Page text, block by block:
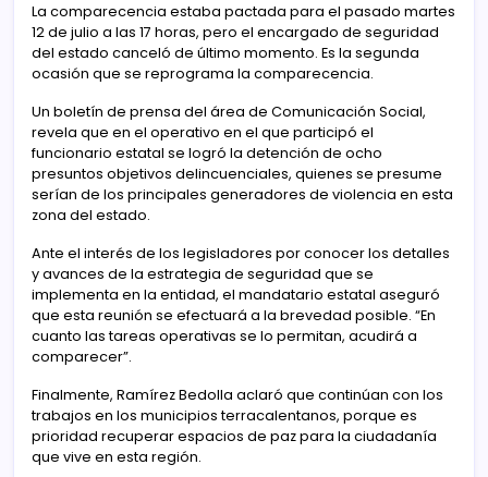
La comparecencia estaba pactada para el pasado martes
12 de julio a las 17 horas, pero el encargado de seguridad
del estado canceló de último momento. Es la segunda
ocasión que se reprograma la comparecencia.
Un boletín de prensa del área de Comunicación Social,
revela que en el operativo en el que participó el
funcionario estatal se logró la detención de ocho
presuntos objetivos delincuenciales, quienes se presume
serían de los principales generadores de violencia en esta
zona del estado.
Ante el interés de los legisladores por conocer los detalles
y avances de la estrategia de seguridad que se
implementa en la entidad, el mandatario estatal aseguró
que esta reunión se efectuará a la brevedad posible. “En
cuanto las tareas operativas se lo permitan, acudirá a
comparecer”.
Finalmente, Ramírez Bedolla aclaró que continúan con los
trabajos en los municipios terracalentanos, porque es
prioridad recuperar espacios de paz para la ciudadanía
que vive en esta región.